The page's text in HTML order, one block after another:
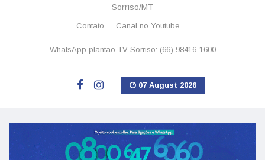
Sorriso/MT
Contato Canal no Youtube
WhatsApp plantão TV Sorriso: (66) 98416-1600
07 August 2026